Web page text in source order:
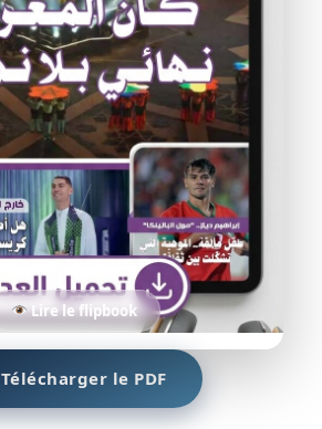
Lire le flipbook
Télécharger le PDF